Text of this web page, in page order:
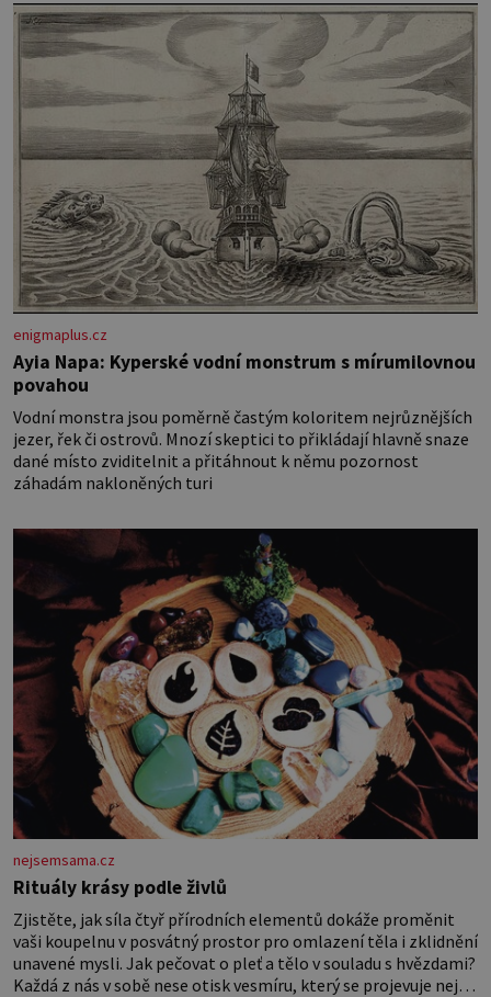
lepidlo na textil, kousek kartonu (na
šablony květů), ostré nůžky. Pokud
povlak na […]
enigmaplus.cz
Ayia Napa: Kyperské vodní monstrum s mírumilovnou
povahou
Vodní monstra jsou poměrně častým koloritem nejrůznějších
jezer, řek či ostrovů. Mnozí skeptici to přikládají hlavně snaze
dané místo zviditelnit a přitáhnout k němu pozornost
záhadám nakloněných turi
nejsemsama.cz
Rituály krásy podle živlů
Zjistěte, jak síla čtyř přírodních elementů dokáže proměnit
vaši koupelnu v posvátný prostor pro omlazení těla i zklidnění
unavené mysli. Jak pečovat o pleť a tělo v souladu s hvězdami?
Každá z nás v sobě nese otisk vesmíru, který se projevuje nejen